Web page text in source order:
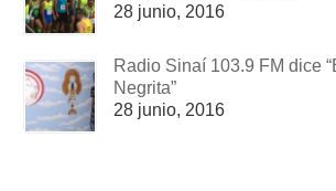
28 junio, 2016
Radio Sinaí 103.9 FM dice
Negrita”
28 junio, 2016